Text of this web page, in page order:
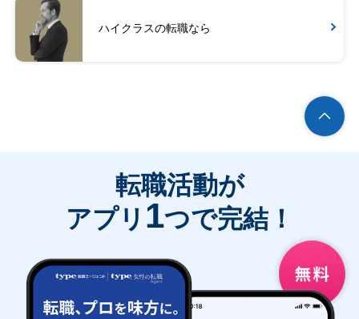
ハイクラスの転職なら
転職活動が
アプリ 1つで完結！